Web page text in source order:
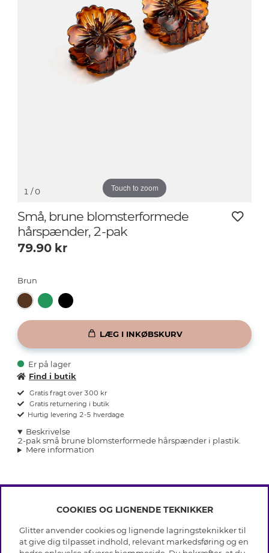
Touch to zoom
1 / 0
Små, brune blomsterformede
hårspænder, 2-pak
79.90 kr
Brun
LÆG I INKØBSKURV
Er på lager
Find i butik
Gratis fragt over 300 kr
Gratis returnering i butik
Hurtig levering 2-5 hverdage
Beskrivelse
2-pak små brune blomsterformede hårspænder i plastik.
Mere information
INFO
Betingelser
Databeskyttelsespolitik
OM GLITTER
COOKIES OG LIGNENDE TEKNIKKER
Glitter anvender cookies og lignende lagringsteknikker til
at give dig tilpasset indhold, relevant markedsføring og en